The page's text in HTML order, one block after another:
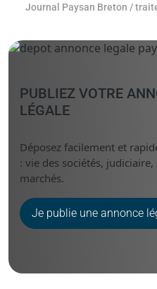
Journal Paysan Breton /
PUBLIEZ VOTRE
LÉGALE
Déposez facilement et
: vie des sociétés,
marchés.
Je publie une annonce